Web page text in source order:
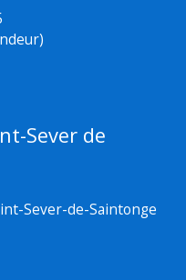
Sever de
Sever-de-Saintonge